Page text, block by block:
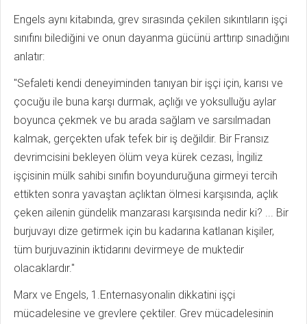
Engels aynı kitabında, grev sırasında çekilen sıkıntıların işçi
sınıfını bilediğini ve onun dayanma gücünü arttırıp sınadığını
anlatır:
"Sefaleti kendi deneyiminden tanıyan bir işçi için, karısı ve
çocuğu ile buna karşı durmak, açlığı ve yoksulluğu aylar
boyunca çekmek ve bu arada sağlam ve sarsılmadan
kalmak, gerçekten ufak tefek bir iş değildir. Bir Fransız
devrimcisini bekleyen ölüm veya kürek cezası, İngiliz
işçisinin mülk sahibi sınıfın boyunduruğuna girmeyi tercih
ettikten sonra yavaştan açlıktan ölmesi karşısında, açlık
çeken ailenin gündelik manzarası karşısında nedir ki? ... Bir
burjuvayı dize getirmek için bu kadarına katlanan kişiler,
tüm burjuvazinin iktidarını devirmeye de muktedir
olacaklardır."
Marx ve Engels, 1.Enternasyonalin dikkatini işçi
mücadelesine ve grevlere çektiler. Grev mücadelesinin